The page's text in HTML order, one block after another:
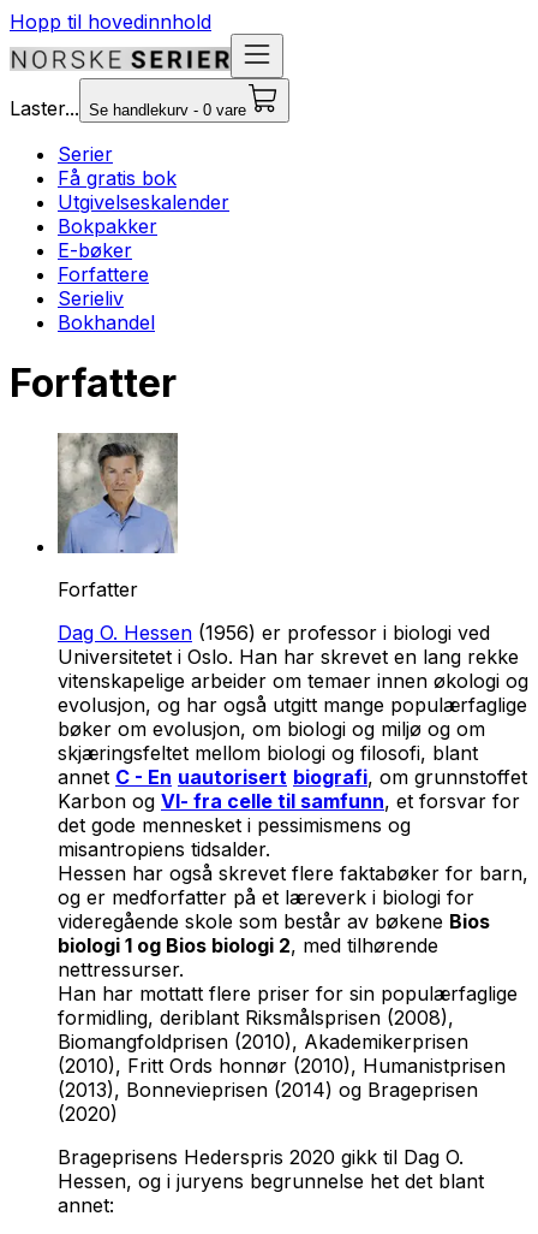
Hopp til hovedinnhold
Laster... Se handlekurv - 0 vare
Serier
Få gratis bok
Utgivelseskalender
Bokpakker
E-bøker
Forfattere
Serieliv
Bokhandel
Forfatter
Forfatter
Dag O. Hessen (1956) er professor i biologi ved
Universitetet i Oslo. Han har skrevet en lang rekke
vitenskapelige arbeider om temaer innen økologi og
evolusjon, og har også utgitt mange populærfaglige
bøker om evolusjon, om biologi og miljø og om
skjæringsfeltet mellom biologi og filosofi, blant
annet C - En uautorisert biografi, om grunnstoffet
Karbon og VI- fra celle til samfunn, et forsvar for
det gode mennesket i pessimismens og
misantropiens tidsalder.
Hessen har også skrevet flere faktabøker for barn,
og er medforfatter på et læreverk i biologi for
videregående skole som består av bøkene Bios
biologi 1 og Bios biologi 2, med tilhørende
nettressurser.
Han har mottatt flere priser for sin populærfaglige
formidling, deriblant Riksmålsprisen (2008),
Biomangfoldprisen (2010), Akademikerprisen
(2010), Fritt Ords honnør (2010), Humanistprisen
(2013), Bonnevieprisen (2014) og Brageprisen
(2020)
Brageprisens Hederspris 2020 gikk til Dag O.
Hessen, og i juryens begrunnelse het det blant
annet: